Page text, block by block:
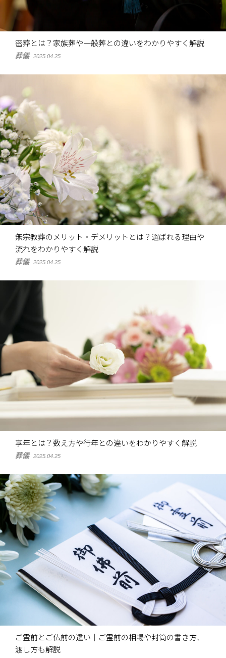
密葬とは？家族葬や一般葬との違いをわかりやすく解説
葬儀 2025.04.25
無宗教葬のメリット・デメリットとは？選ばれる理由や
流れをわかりやすく解説
葬儀 2025.04.25
享年とは？数え方や行年との違いをわかりやすく解説
葬儀 2025.04.25
ご霊前とご仏前の違い｜ご霊前の相場や封筒の書き方、
渡し方も解説